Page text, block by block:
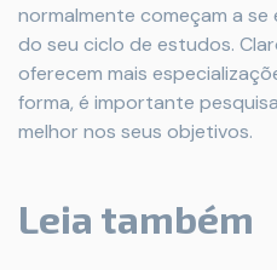
normalmente começam a se
do seu ciclo de estudos.
oferecem mais
forma, é importante
melhor nos seus objetivos.
Leia também